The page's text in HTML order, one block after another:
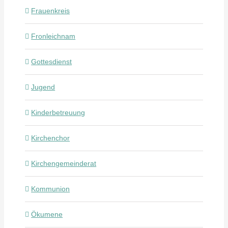
Frauenkreis
Fronleichnam
Gottesdienst
Jugend
Kinderbetreuung
Kirchenchor
Kirchengemeinderat
Kommunion
Ökumene